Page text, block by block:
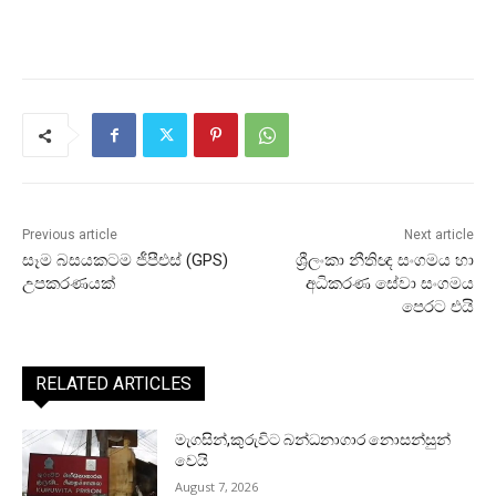
Previous article
සෑම බසයකටම ජීපීඑස් (GPS)
උපකරණයක්
Next article
ශ්‍රීලංකා නීතිඥ සංගමය හා
අධිකරණ සේවා සංගමය
පෙරට එයි
RELATED ARTICLES
මැගසින්,කුරුවිට බන්ධනාගාර නොසන්සුන්
වෙයි
August 7, 2026